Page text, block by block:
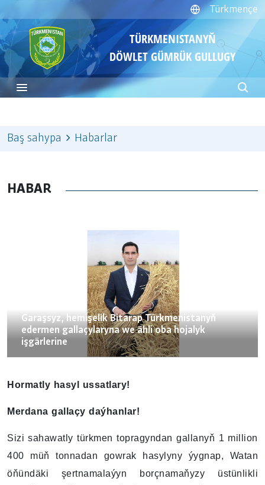
Türkmençe
TÜRKMENISTANYŇ
DÖWLET GÜMRÜK GULLUGY
Baş sahypa Habarlar
HABAR
Garaşsyz, hemişelik Bitarap Türkmenistanyň
edermen gallaçylaryna we ähli oba hojalyk
işgärlerine
Hormatly hasyl ussatlary!
Merdana gallaçy daýhanlar!
Sizi sahawatly türkmen topragyndan gallanyň 1 million
400 müň tonnadan gowrak hasylyny ýygnap, Watan
öňündäki şertnamalaýyn borçnamaňyzy üstünlikli